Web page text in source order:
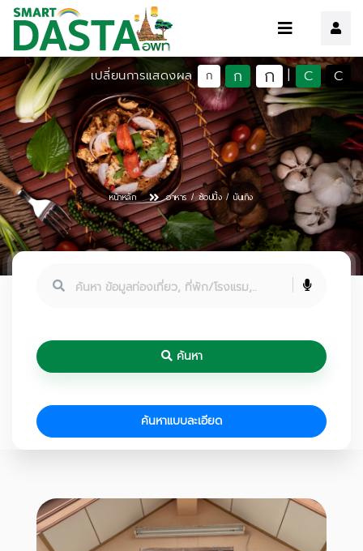
เปลี่ยนการแสดงผล ก ก ก C C
หน้าหลัก อาหาร / ช้อปปิ้ง / บันเทิง
ค้นหา
ค้นหาแบบละเอียด